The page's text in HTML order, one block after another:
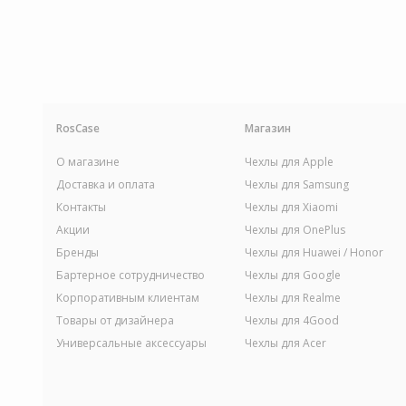
RosCase
О магазине
Доставка и оплата
Контакты
Акции
Бренды
Бартерное сотрудничество
Корпоративным клиентам
Товары от дизайнера
Универсальные аксессуары
Магазин
Чехлы для Apple
Чехлы для Samsung
Чехлы для Xiaomi
Чехлы для OnePlus
Чехлы для Huawei / Honor
Чехлы для Google
Чехлы для Realme
Чехлы для 4Good
Чехлы для Acer